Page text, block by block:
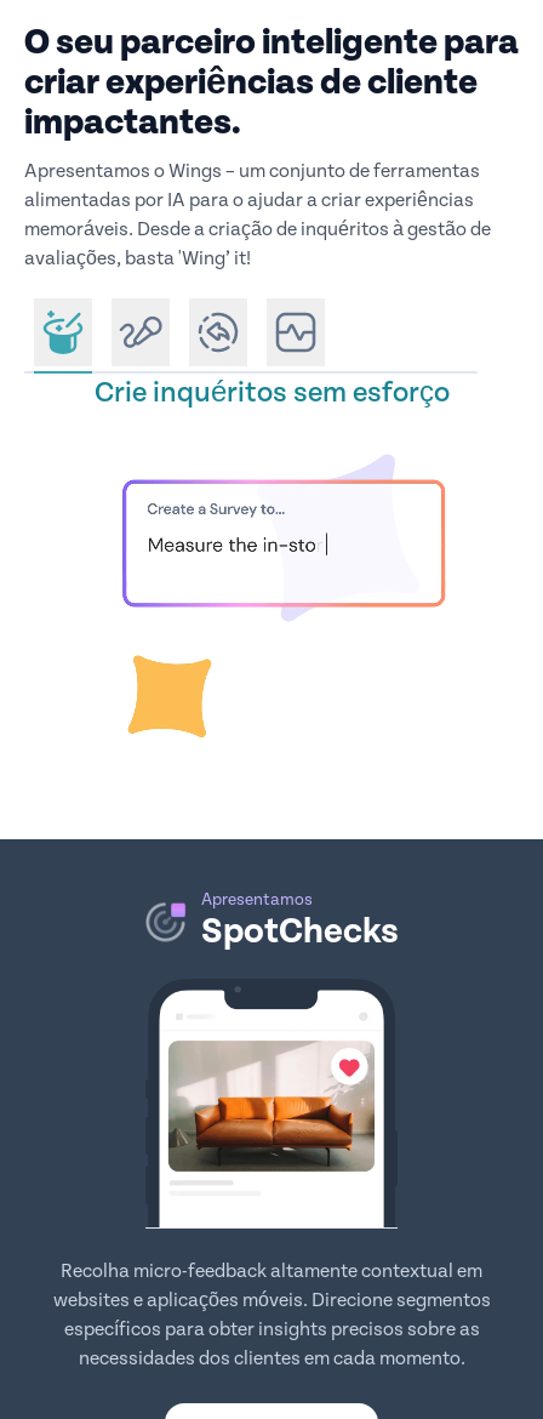
O seu parceiro inteligente para
criar experiências de cliente
impactantes.
Apresentamos o Wings – um conjunto de ferramentas
alimentadas por IA para o ajudar a criar experiências
memoráveis. Desde a criação de inquéritos à gestão de
avaliações, basta 'Wing’ it!
Crie inquéritos sem esforço
Recolha micro-feedback altamente contextual em
websites e aplicações móveis. Direcione segmentos
específicos para obter insights precisos sobre as
necessidades dos clientes em cada momento.
Apresentamos
SpotChecks